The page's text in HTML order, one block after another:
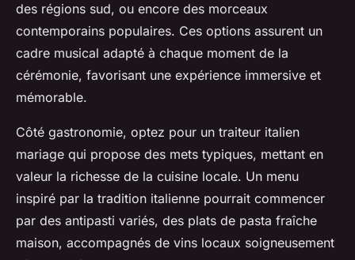
des régions sud, ou encore des morceaux
contemporains populaires. Ces options assurent un
cadre musical adapté à chaque moment de la
cérémonie, favorisant une expérience immersive et
mémorable.
Côté gastronomie, optez pour un traiteur italien
mariage qui propose des mets typiques, mettant en
valeur la richesse de la cuisine locale. Un menu
inspiré par la tradition italienne pourrait commencer
par des antipasti variés, des plats de pasta fraîche
maison, accompagnés de vins locaux soigneusement